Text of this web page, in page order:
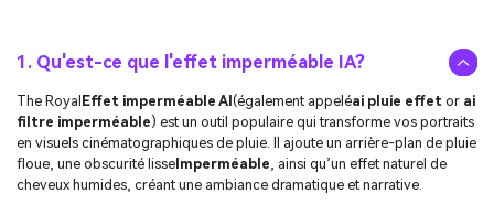
1. Qu'est-ce que l'effet imperméable IA?
The Royal Effet imperméable AI (également appeléai pluie effet or ai
filtre imperméable) est un outil populaire qui transforme vos portraits
en visuels cinématographiques de pluie. Il ajoute un arrière-plan de pluie
floue, une obscurité lisse Imperméable, ainsi qu’un effet naturel de
cheveux humides, créant une ambiance dramatique et narrative.